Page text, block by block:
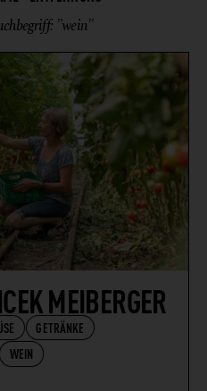
"wein"
MEIBERGER
GETRÄNKE
WEIN